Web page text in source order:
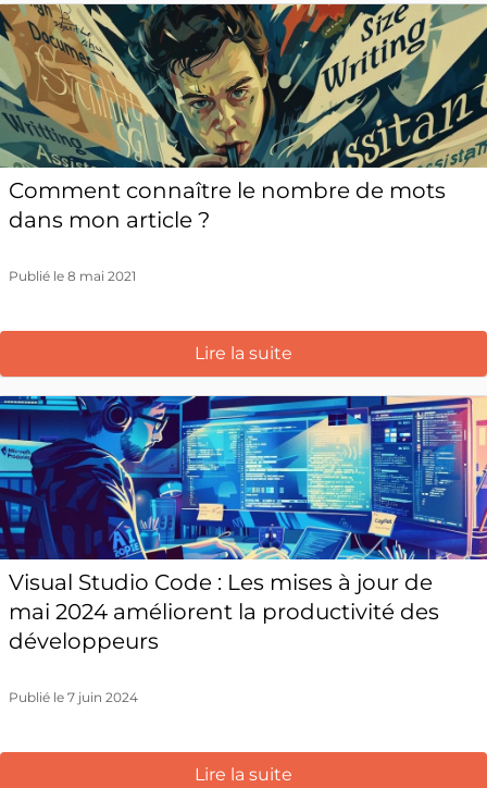
Comment connaître le nombre de mots
dans mon article ?
Publié le 8 mai 2021
Lire la suite
Visual Studio Code : Les mises à jour de
mai 2024 améliorent la productivité des
développeurs
Publié le 7 juin 2024
Lire la suite